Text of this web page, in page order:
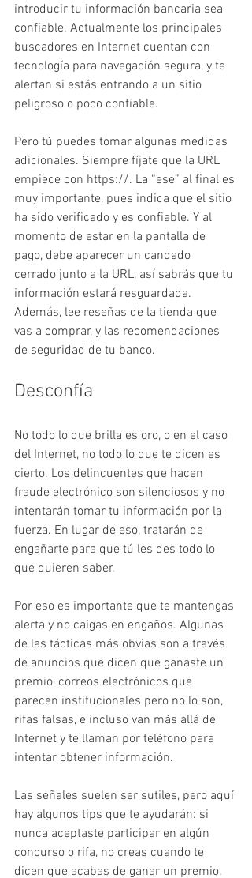
introducir tu información bancaria sea
confiable. Actualmente los principales
buscadores en Internet cuentan con
tecnología para navegación segura, y te
alertan si estás entrando a un sitio
peligroso o poco confiable.
Pero tú puedes tomar algunas medidas
adicionales. Siempre fíjate que la URL
empiece con https://. La “ese” al final es
muy importante, pues indica que el sitio
ha sido verificado y es confiable. Y al
momento de estar en la pantalla de
pago, debe aparecer un candado
cerrado junto a la URL, así sabrás que tu
información estará resguardada.
Además, lee reseñas de la tienda que
vas a comprar, y las recomendaciones
de seguridad de tu banco.
Desconfía
No todo lo que brilla es oro, o en el caso
del Internet, no todo lo que te dicen es
cierto. Los delincuentes que hacen
fraude electrónico son silenciosos y no
intentarán tomar tu información por la
fuerza. En lugar de eso, tratarán de
engañarte para que tú les des todo lo
que quieren saber.
Por eso es importante que te mantengas
alerta y no caigas en engaños. Algunas
de las tácticas más obvias son a través
de anuncios que dicen que ganaste un
premio, correos electrónicos que
parecen institucionales pero no lo son,
rifas falsas, e incluso van más allá de
Internet y te llaman por teléfono para
intentar obtener información.
Las señales suelen ser sutiles, pero aquí
hay algunos tips que te ayudarán: si
nunca aceptaste participar en algún
concurso o rifa, no creas cuando te
dicen que acabas de ganar un premio.